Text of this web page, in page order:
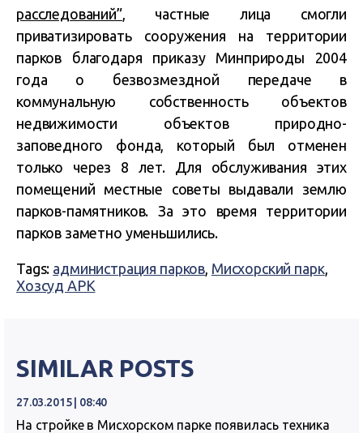
расследований”, частные лица смогли
приватизировать сооружения на территории
парков благодаря приказу Минприроды 2004
года о безвозмездной передаче в
коммунальную собственность объектов
недвижимости объектов природно-
заповедного фонда, который был отменен
только через 8 лет. Для обслуживания этих
помещений местные советы выдавали землю
парков-памятников. За это время территории
парков заметно уменьшились.
Tags: администрация парков, Мисхорский парк,
Хозсуд АРК
SIMILAR POSTS
27.03.2015 | 08:40
На стройке в Мисхорском парке появилась техника